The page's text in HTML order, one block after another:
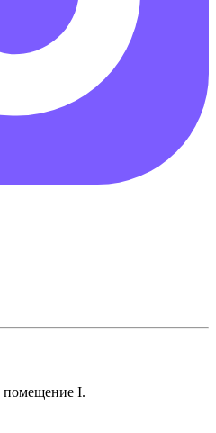
помещение I.